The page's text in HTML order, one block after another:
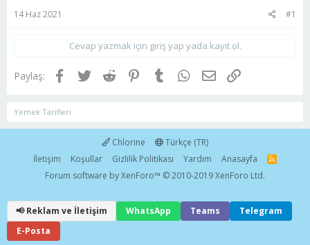
14 Haz 2021 #1
Cevap yazmak için giriş yap yada kayıt ol.
Paylaş: Facebook
TwitterReddit PinterestTumblrWhatsApp
E-postaLink
Yemek Tarifleri
Chlorine
Türkçe (TR)
İletişim
Koşullar Gizlilik Politikası Yardım Anasayfa
R
S
Forum software by XenForo™ © 2010-2019 XenForo Ltd.
📢 Reklam ve İletişim WhatsApp Teams
Telegram
E-Posta